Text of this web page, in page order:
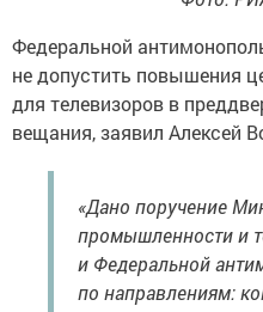
Федеральной
не допустить повышения
для телевизоров в
вещания, заявил Алексей
«Дано поручение
промышленности и
и Федеральной
по направлениям: